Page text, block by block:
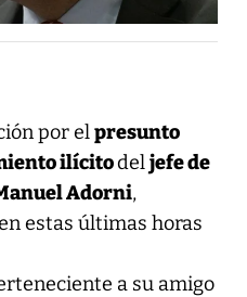
por elpresunto
ilícitodeljefe de
Adorni,
estas últimas horas
a su amigo